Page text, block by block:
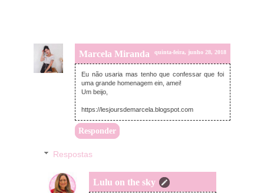
Marcela Miranda quinta-feira, junho 28, 2018
Eu não usaria mas tenho que confessar que foi
uma grande homenagem ein, amei!
Um beijo,
https://lesjoursdemarcela.blogspot.com
Responder
Respostas
Lulu on the sky